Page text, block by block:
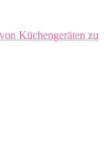
Küchengeräten zu